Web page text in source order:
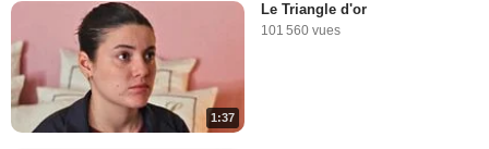
1:37
Le Triangle d'or
101 560 vues